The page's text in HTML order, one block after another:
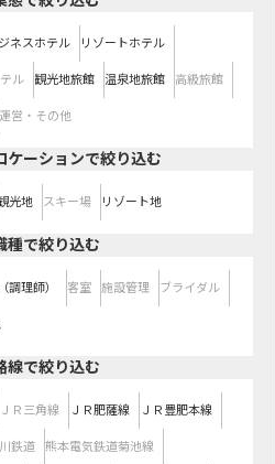
ネスホテル リゾートホテル
ル 観光地旅館 温泉地旅館 高級旅館
運営・その他
ケーションで絞り込む
光地 スキー場 リゾート地
種で絞り込む
調理師） 客室 施設管理 ブライダル
線で絞り込む
ＪＲ三角線 ＪＲ肥薩線 ＪＲ豊肥本線
鉄道 熊本電気鉄道菊池線